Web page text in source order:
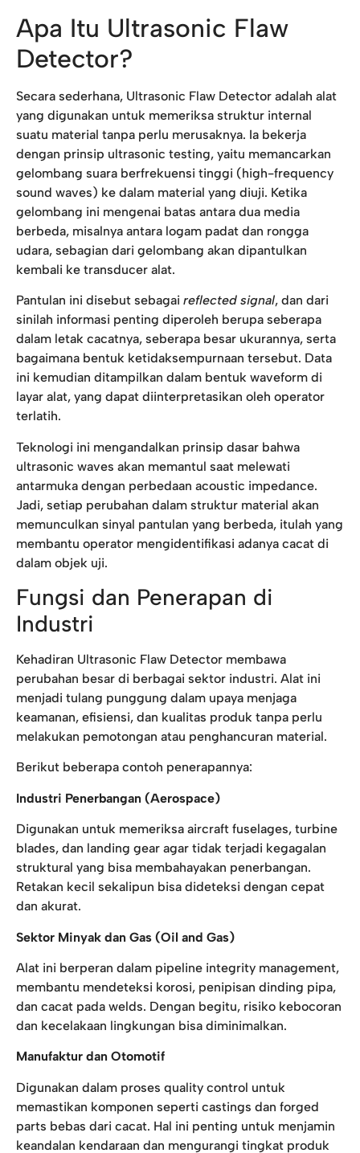
Apa Itu Ultrasonic Flaw
Detector?
Secara sederhana, Ultrasonic Flaw Detector adalah alat
yang digunakan untuk memeriksa struktur internal
suatu material tanpa perlu merusaknya. Ia bekerja
dengan prinsip ultrasonic testing, yaitu memancarkan
gelombang suara berfrekuensi tinggi (high-frequency
sound waves) ke dalam material yang diuji. Ketika
gelombang ini mengenai batas antara dua media
berbeda, misalnya antara logam padat dan rongga
udara, sebagian dari gelombang akan dipantulkan
kembali ke transducer alat.
Pantulan ini disebut sebagai reflected signal, dan dari
sinilah informasi penting diperoleh berupa seberapa
dalam letak cacatnya, seberapa besar ukurannya, serta
bagaimana bentuk ketidaksempurnaan tersebut. Data
ini kemudian ditampilkan dalam bentuk waveform di
layar alat, yang dapat diinterpretasikan oleh operator
terlatih.
Teknologi ini mengandalkan prinsip dasar bahwa
ultrasonic waves akan memantul saat melewati
antarmuka dengan perbedaan acoustic impedance.
Jadi, setiap perubahan dalam struktur material akan
memunculkan sinyal pantulan yang berbeda, itulah yang
membantu operator mengidentifikasi adanya cacat di
dalam objek uji.
Fungsi dan Penerapan di
Industri
Kehadiran Ultrasonic Flaw Detector membawa
perubahan besar di berbagai sektor industri. Alat ini
menjadi tulang punggung dalam upaya menjaga
keamanan, efisiensi, dan kualitas produk tanpa perlu
melakukan pemotongan atau penghancuran material.
Berikut beberapa contoh penerapannya:
Industri Penerbangan (Aerospace)
Digunakan untuk memeriksa aircraft fuselages, turbine
blades, dan landing gear agar tidak terjadi kegagalan
struktural yang bisa membahayakan penerbangan.
Retakan kecil sekalipun bisa dideteksi dengan cepat
dan akurat.
Sektor Minyak dan Gas (Oil and Gas)
Alat ini berperan dalam pipeline integrity management,
membantu mendeteksi korosi, penipisan dinding pipa,
dan cacat pada welds. Dengan begitu, risiko kebocoran
dan kecelakaan lingkungan bisa diminimalkan.
Manufaktur dan Otomotif
Digunakan dalam proses quality control untuk
memastikan komponen seperti castings dan forged
parts bebas dari cacat. Hal ini penting untuk menjamin
keandalan kendaraan dan mengurangi tingkat produk